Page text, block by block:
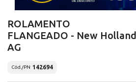
ROLAMENTO
FLANGEADO - New Holland
AG
Cód./PN 142694